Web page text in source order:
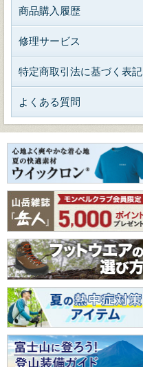
商品購入履歴
修理サービス
特定商取引法に基づく表記
よくある質問